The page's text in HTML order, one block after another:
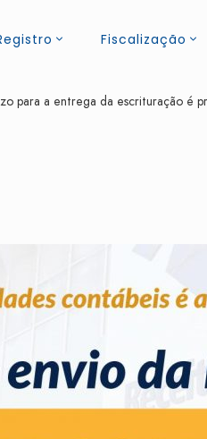
Fiscalização
para a entrega da escrituração é